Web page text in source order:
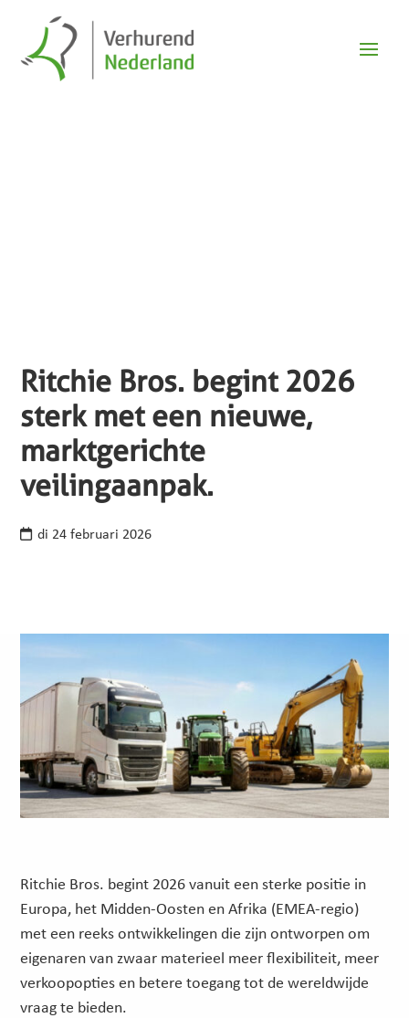
Ritchie Bros. begint 2026
sterk met een nieuwe,
marktgerichte
veilingaanpak.
di 24 februari 2026
Ritchie Bros. begint 2026 vanuit een sterke positie in
Europa, het Midden-Oosten en Afrika (EMEA-regio)
met een reeks ontwikkelingen die zijn ontworpen om
eigenaren van zwaar materieel meer flexibiliteit, meer
verkoopopties en betere toegang tot de wereldwijde
vraag te bieden.